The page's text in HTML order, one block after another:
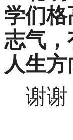
学们
志气
人生
谢谢